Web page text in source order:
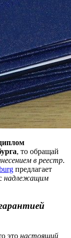
, то обращай
в реестр.
предлагает
надлежащим
это настоящий